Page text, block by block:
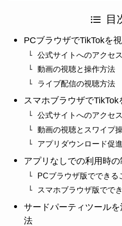
目
PCブラウザでTikTokを
公式サイトへのアクセ
動画の視聴と操作方法
ライブ配信の視聴方法
スマホブラウザで
公式サイトへのアクセ
動画の視聴とスワイプ
アプリダウンロード促
アプリなしでの利用時
PCブラウザ版でできる
スマホブラウザ版でで
サードパーティツール
法